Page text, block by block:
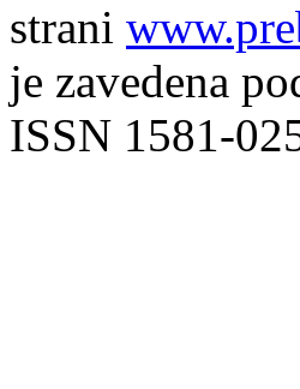
strani
je zavedena
ISSN 1581-